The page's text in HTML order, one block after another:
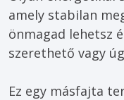
amely stabilan
önmagad lehetsz
szerethető vagy
Ez egy másfajta